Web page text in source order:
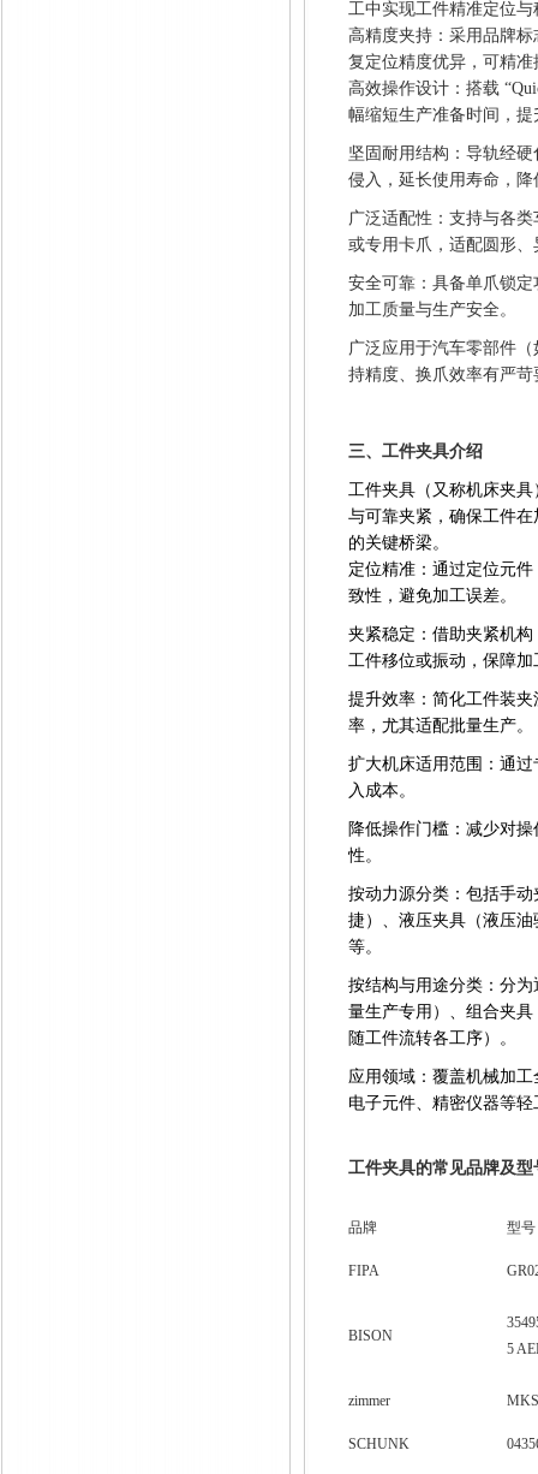
工中实现工件精准定位
高精度夹持：采用品牌
复定位精度优异，可精
高效操作设计：搭载
幅缩短生产准备时间，
坚固耐用结构：导轨经
侵入，延长使用寿命，
广泛适配性：支持与各
或专用卡爪，适配圆形
安全可靠：具备单爪锁
加工质量与生产安全。
广泛应用于汽车零部件
持精度、换爪效率有严
三、工件夹具介绍
工件夹具（又称机床夹
与可靠夹紧，确保工件
的关键桥梁。
定位精准：通过定位元
致性，避免加工误差。
夹紧稳定：借助夹紧机
工件移位或振动，保障
提升效率：简化工件装
率，尤其适配批量生产。
扩大机床适用范围：通
入成本。
降低操作门槛：减少对
性。
按动力源分类：包括手
捷）、液压夹具（液压
等。
按结构与用途分类：分
量生产专用）、组合夹
随工件流转各工序）。
应用领域：覆盖机械加
电子元件、精密仪器等
工件夹具的常见品牌及型
品牌 型号
FIPA
BISON
5
zimmer
SCHUNK